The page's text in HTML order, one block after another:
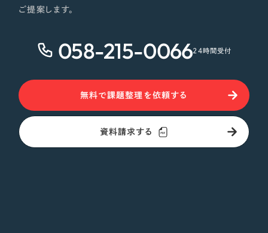
ご提案します。
058-215-006624時間受付
無料で課題整理を依頼する
資料請求する